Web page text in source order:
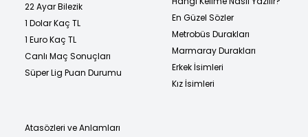
22 Ayar Bilezik
1 Dolar Kaç TL
1 Euro Kaç TL
Canlı Maç Sonuçları
Süper Lig Puan Durumu
En Güzel Sözler
Metrobüs Durakları
Marmaray Durakları
Erkek İsimleri
Kız İsimleri
Atasözleri ve Anlamları